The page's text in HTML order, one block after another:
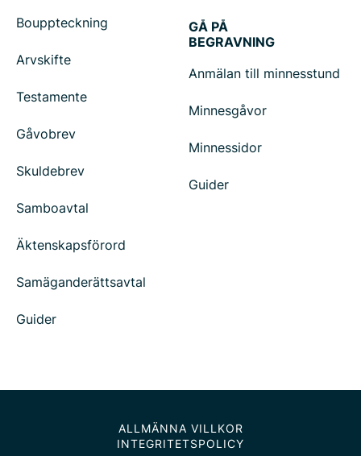
Bouppteckning
Arvskifte
Testamente
Gåvobrev
Skuldebrev
Samboavtal
Äktenskapsförord
Samäganderättsavtal
Guider
GÅ PÅ
BEGRAVNING
Anmälan till minnesstund
Minnesgåvor
Minnessidor
Guider
ALLMÄNNA VILLKOR
INTEGRITETSPOLICY